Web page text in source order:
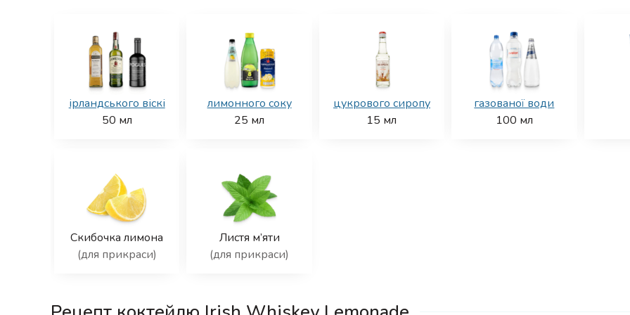
ірландського віскі
50 мл
лимонного соку
25 мл
цукрового сиропу
15 мл
газованої води
100 мл
Скибочка лимона
(для прикраси)
Листя м’яти
(для прикраси)